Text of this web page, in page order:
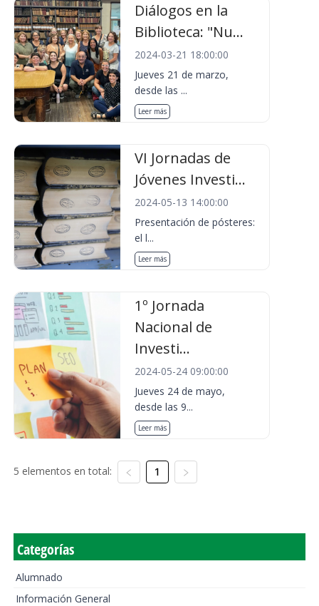
Diálogos en la
Biblioteca: "Nu...
2024-03-21 18:00:00
Jueves 21 de marzo,
desde las ...
Leer más
VI Jornadas de
Jóvenes Investi...
2024-05-13 14:00:00
Presentación de pósteres:
el l...
Leer más
1º Jornada
Nacional de
Investi...
2024-05-24 09:00:00
Jueves 24 de mayo,
desde las 9...
Leer más
5 elementos en total: 1
Categorías
Alumnado
Información General